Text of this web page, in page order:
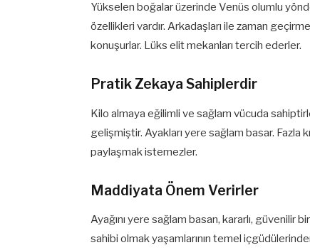
Yükselen boğalar üzerinde Venüs olumlu
özellikleri vardır. Arkadaşları ile zaman
konuşurlar. Lüks elit mekanları tercih ederler.
Pratik Zekaya Sahiplerdir
Kilo almaya eğilimli ve sağlam vücuda
gelişmiştir. Ayakları yere sağlam basar. Fazla
paylaşmak istemezler.
Maddiyata Önem Verirler
Ayağını yere sağlam basan, kararlı,
sahibi olmak yaşamlarının temel